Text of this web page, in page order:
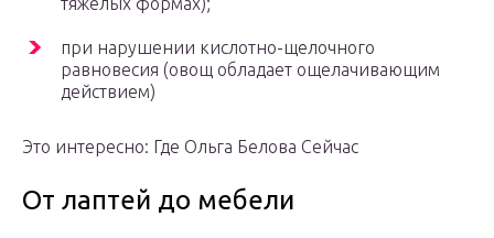
при нарушении кислотно-щелочного
равновесия (овощ обладает ощелачивающим
действием)
Это интересно: Где Ольга Белова Сейчас
От лаптей до мебели